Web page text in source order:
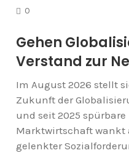
0
Gehen
Verstand zur
Im August 2026 stellt
Zukunft der
und seit 2025
Marktwirtschaft wankt
gelenkter